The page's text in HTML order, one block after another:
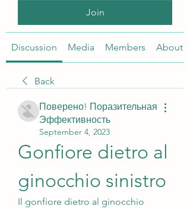
Join
Discussion Media Members About
Back
Поверено! Поразительная
Эффективность
September 4, 2023
Gonfiore dietro al
ginocchio sinistro
Il gonfiore dietro al ginocchio